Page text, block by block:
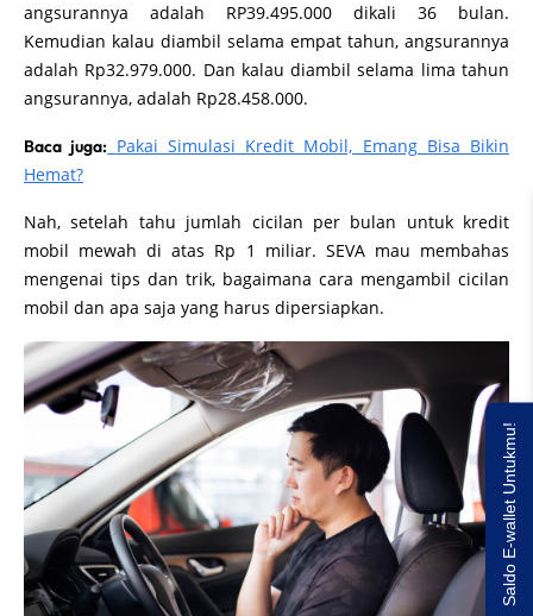
angsurannya adalah RP39.495.000 dikali 36 bulan.
Kemudian kalau diambil selama empat tahun, angsurannya
adalah Rp32.979.000. Dan kalau diambil selama lima tahun
angsurannya, adalah Rp28.458.000.
Baca juga: Pakai Simulasi Kredit Mobil, Emang Bisa Bikin
Hemat?
Nah, setelah tahu jumlah cicilan per bulan untuk kredit
mobil mewah di atas Rp 1 miliar. SEVA mau membahas
mengenai tips dan trik, bagaimana cara mengambil cicilan
mobil dan apa saja yang harus dipersiapkan.
Saldo E-wallet Untukmu!